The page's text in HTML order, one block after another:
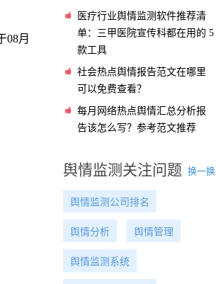
08月
医疗行业舆情监测软件推荐清
单：三甲医院宣传科都在用的 5
款工具
社会热点舆情报告范文在哪里
可以免费查看？
每月网络热点舆情汇总分析报
告该怎么写？参考范文推荐
舆情监测关注问题 换一换
舆情监测公司排名
舆情分析 舆情管理
舆情监测系统